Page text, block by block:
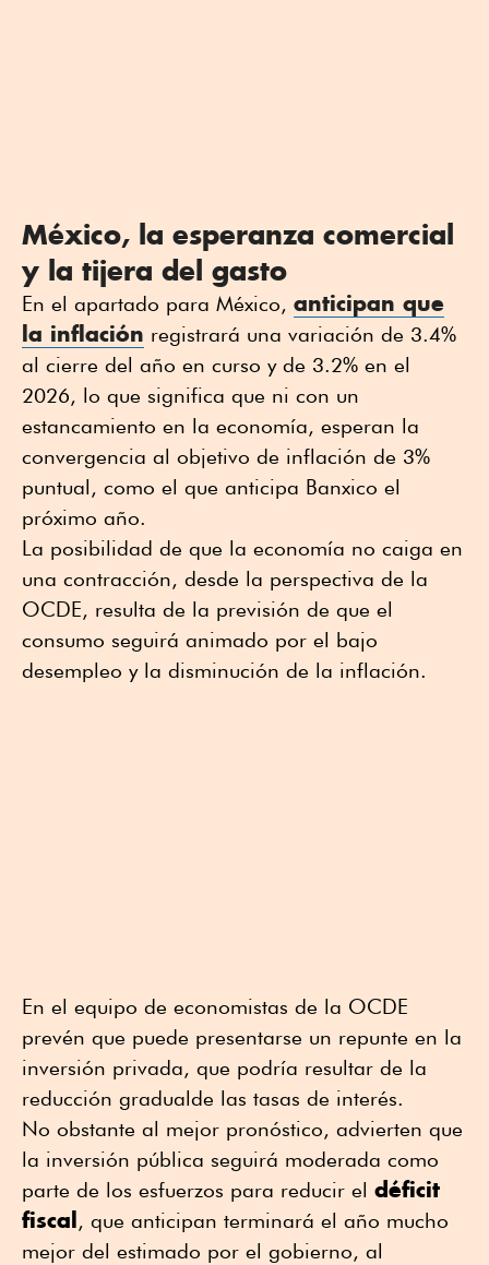
México, la esperanza comercial
y la tijera del gasto
En el apartado para México, anticipan que
la inflación registrará una variación de 3.4%
al cierre del año en curso y de 3.2% en el
2026, lo que significa que ni con un
estancamiento en la economía, esperan la
convergencia al objetivo de inflación de 3%
puntual, como el que anticipa Banxico el
próximo año.
La posibilidad de que la economía no caiga en
una contracción, desde la perspectiva de la
OCDE, resulta de la previsión de que el
consumo seguirá animado por el bajo
desempleo y la disminución de la inflación.
En el equipo de economistas de la OCDE
prevén que puede presentarse un repunte en la
inversión privada, que podría resultar de la
reducción gradualde las tasas de interés.
No obstante al mejor pronóstico, advierten que
la inversión pública seguirá moderada como
parte de los esfuerzos para reducir el déficit
fiscal , que anticipan terminará el año mucho
mejor del estimado por el gobierno, al